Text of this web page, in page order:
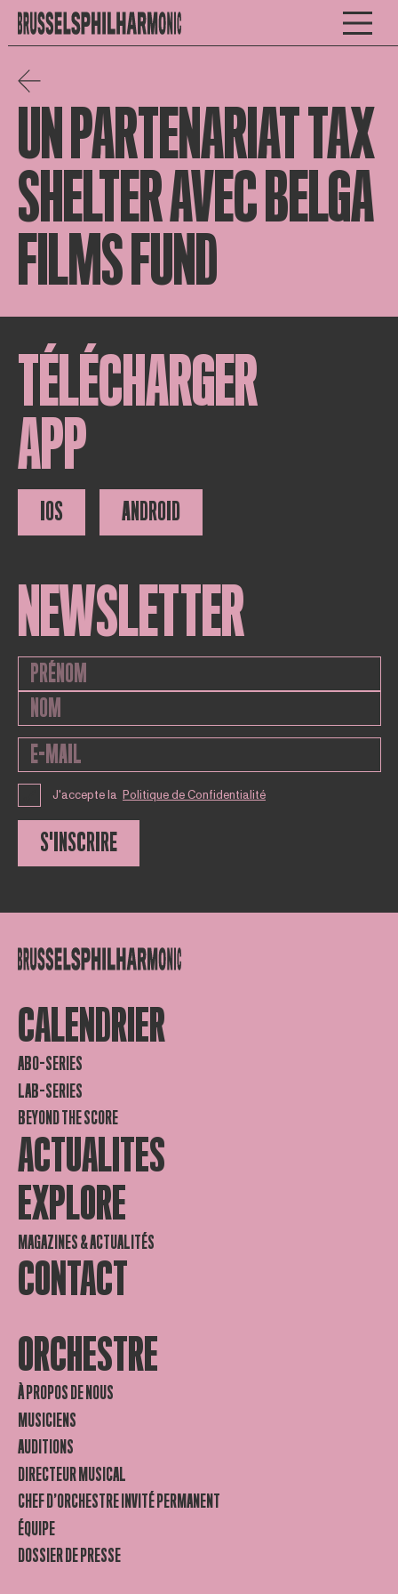
UN PARTENARIAT TAX
SHELTER AVEC BELGA
FILMS FUND
TÉLÉCHARGER
APP
IOS ANDROID
NEWSLETTER
J'accepte la Politique de Confidentialité
S'INSCRIRE
CALENDRIER
ABO-SERIES
LAB-SERIES
BEYOND THE SCORE
ACTUALITES
EXPLORE
MAGAZINES & ACTUALITÉS
CONTACT
ORCHESTRE
À PROPOS DE NOUS
MUSICIENS
AUDITIONS
DIRECTEUR MUSICAL
CHEF D’ORCHESTRE INVITÉ PERMANENT
ÉQUIPE
DOSSIER DE PRESSE